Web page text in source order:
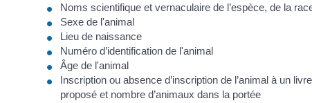
Noms scientifique et vernaculaire de l’espèce, de la
Sexe de l'animal
Lieu de naissance
Numéro d’identification de l'animal
Âge de l'animal
Inscription ou absence d’inscription de l’animal à un
proposé et nombre d’animaux dans la portée